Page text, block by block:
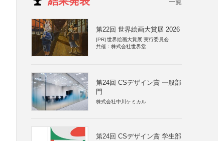
一覧
第22回 世界絵画大賞展 2026
[PR] 世界絵画大賞展 実行委員会
共催：株式会社世界堂
第24回 CSデザイン賞 一般部
門
株式会社中川ケミカル
第24回 CSデザイン賞 学生部